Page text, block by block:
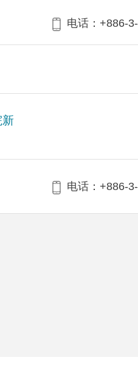
电话：+886-
新
电话：+886-